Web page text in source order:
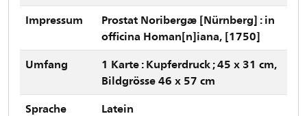
Impressum
Prostat Noribergæ [Nürnberg] : in
officina Homan[n]iana, [1750]
Umfang
1 Karte : Kupferdruck ; 45 x 31 cm,
Bildgrösse 46 x 57 cm
Sprache
Latein